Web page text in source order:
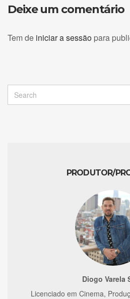
Deixe um comentário
Tem de iniciar a sessão para
Search
for:
PRODUTOR/
Diogo Varela
Licenciado em Cinema,